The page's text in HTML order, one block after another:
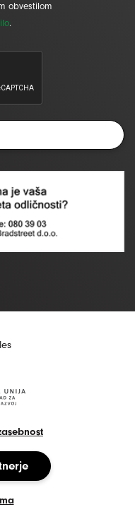
obvestilom
.